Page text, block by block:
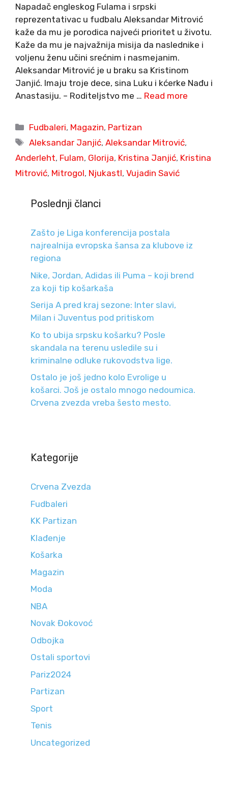
Napadač engleskog Fulama i srpski
reprezentativac u fudbalu Aleksandar Mitrović
kaže da mu je porodica najveći prioritet u životu.
Kaže da mu je najvažnija misija da naslednike i
voljenu ženu učini srećnim i nasmejanim.
Aleksandar Mitrović je u braku sa Kristinom
Janjić. Imaju troje dece, sina Luku i kćerke Nađu i
Anastasiju. – Roditeljstvo me … Read more
Categories
Fudbaleri, Magazin, Partizan
Tags
Aleksandar Janjić,Aleksandar Mitrović,
Anderleht, Fulam, Glorija, Kristina Janjić, Kristina
Mitrović, Mitrogol, Njukastl, Vujadin Savić
Poslednji članci
Zašto je Liga konferencija postala
najrealnija evropska šansa za klubove iz
regiona
Nike, Jordan, Adidas ili Puma – koji brend
za koji tip košarkaša
Serija A pred kraj sezone: Inter slavi,
Milan i Juventus pod pritiskom
Ko to ubija srpsku košarku? Posle
skandala na terenu usledile su i
kriminalne odluke rukovodstva lige.
Ostalo je još jedno kolo Evrolige u
košarci. Još je ostalo mnogo nedoumica.
Crvena zvezda vreba šesto mesto.
Kategorije
Crvena Zvezda
Fudbaleri
KK Partizan
Klađenje
Košarka
Magazin
Moda
NBA
Novak Đokovoć
Odbojka
Ostali sportovi
Pariz2024
Partizan
Sport
Tenis
Uncategorized